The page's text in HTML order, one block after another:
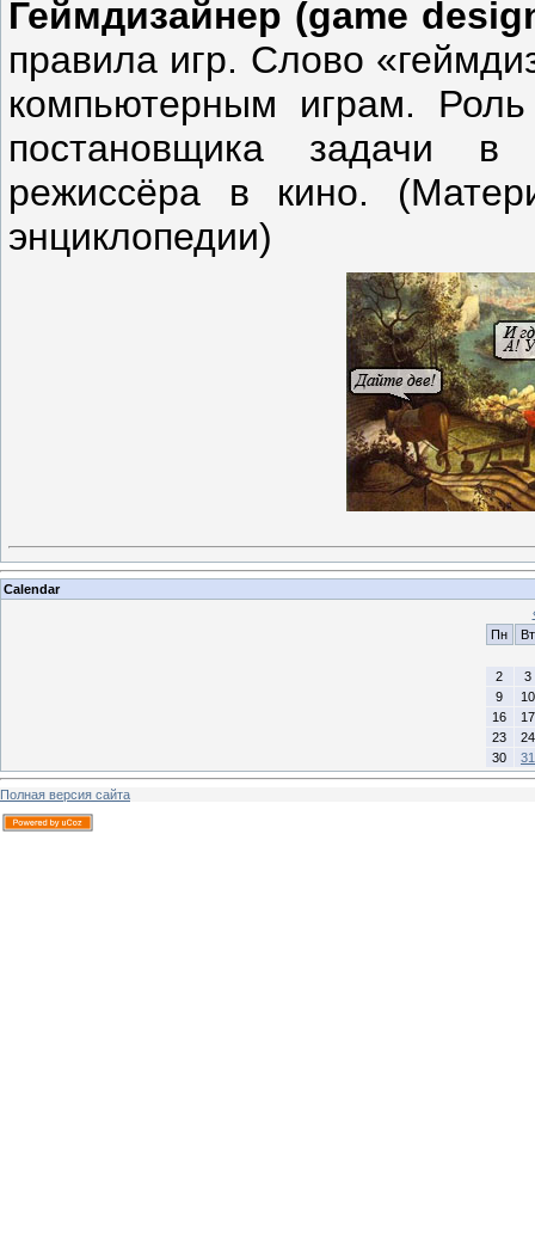
Геймдизайнер (game
правила игр. Слово
компьютерным играм.
постановщика задачи
режиссёра в кино.
энциклопедии)
Calendar
Пн
Вт
2
3
9
10
16
17
23
24
30
31
Полная версия сайта